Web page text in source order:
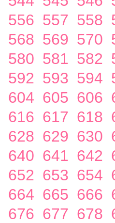
556 557 558
568 569 570
580 581 582
592 593 594
604 605 606
616 617 618
628 629 630
640 641 642
652 653 654
664 665 666
676 677 678